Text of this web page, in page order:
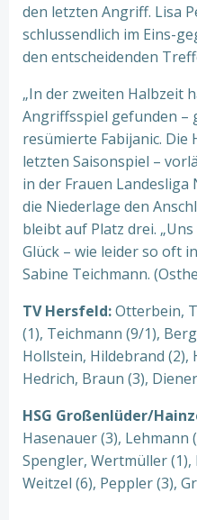
den letzten Angriff. Lisa
schlussendlich im Eins-
den entscheidenden
„In der zweiten Halbzeit
Angriffsspiel gefunden –
resümierte Fabijanic. Die
letzten Saisonspiel –
in der Frauen
die Niederlage den
bleibt auf Platz drei.
Glück – wie leider so oft
Sabine Teichmann.
TV Hersfeld:Otterbein,
(1), Teichmann (9/1),
Hollstein, Hildebrand (2),
Hedrich, Braun (3), Diener
HSG Großenlüder/
Hasenauer (3), Lehmann
Spengler, Wertmüller (1),
Weitzel (6), Peppler (3),